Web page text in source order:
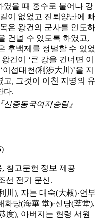
였을 때 홍수로 불어나 강
이 없었고 진퇴양난에 빠
은 왕건의 군사를 인도하
건널 수 있도록 하였고,
후백제를 정벌할 수 있었
건이 ‘큰 강을 건너면 이
이섭대천(利涉大川)’을 지
고, 그것이 이천 지명의 유
다.
신증동국여지승람』
참고문헌 정보 제공
선 전기 문신.
川), 자는 대숙(大叔)·언부
화당(海華 堂)·신당(莘堂),
度), 아버지는 현령 서원